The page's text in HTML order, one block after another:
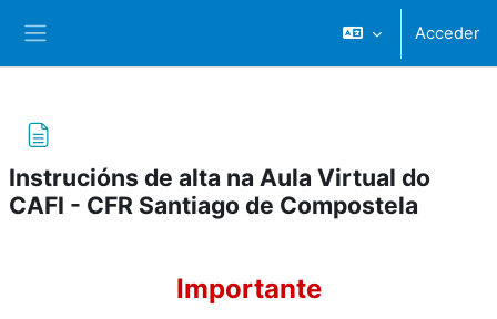
Acceder
Instrucións de alta na Aula Virtual do
CAFI - CFR Santiago de Compostela
Importante